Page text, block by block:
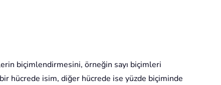
biçimlendirmesini, örneğin sayı biçimleri
hücrede isim, diğer hücrede ise yüzde biçiminde